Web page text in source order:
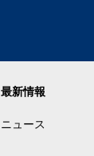
最新情報
ニュース